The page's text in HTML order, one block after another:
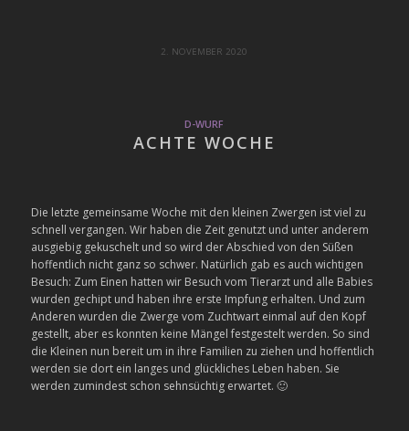
2. NOVEMBER 2020
D-WURF
ACHTE WOCHE
Die letzte gemeinsame Woche mit den kleinen Zwergen ist viel zu
schnell vergangen. Wir haben die Zeit genutzt und unter anderem
ausgiebig gekuschelt und so wird der Abschied von den Süßen
hoffentlich nicht ganz so schwer. Natürlich gab es auch wichtigen
Besuch: Zum Einen hatten wir Besuch vom Tierarzt und alle Babies
wurden gechipt und haben ihre erste Impfung erhalten. Und zum
Anderen wurden die Zwerge vom Zuchtwart einmal auf den Kopf
gestellt, aber es konnten keine Mängel festgestelt werden. So sind
die Kleinen nun bereit um in ihre Familien zu ziehen und hoffentlich
werden sie dort ein langes und glückliches Leben haben. Sie
werden zumindest schon sehnsüchtig erwartet. 🙂